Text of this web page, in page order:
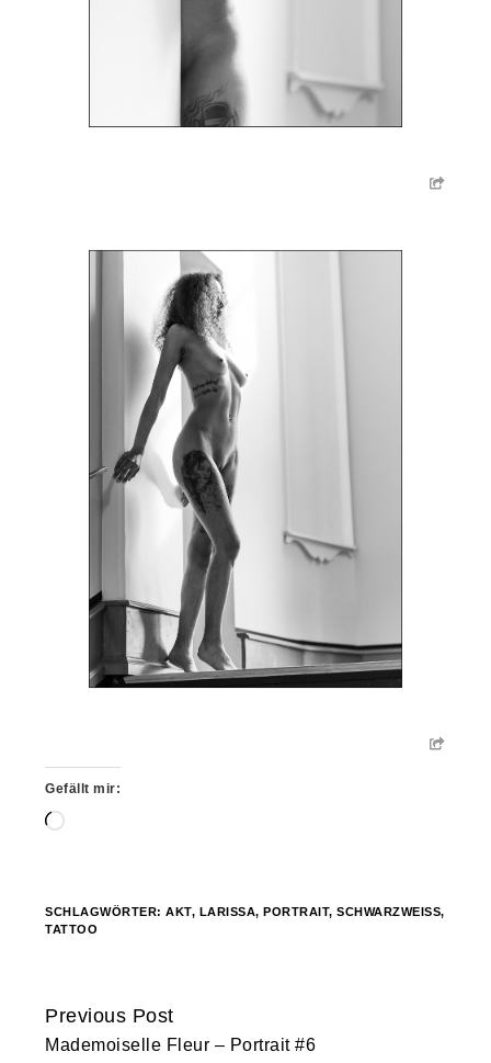
Gefällt mir:
Wird
SCHLAGWÖRTER:AKT, LARISSA, PORTRAIT,SCHWARZWEISS
,
TATTOO
Continue
Reading
Previous Post
Mademoiselle Fleur – Portrait #6